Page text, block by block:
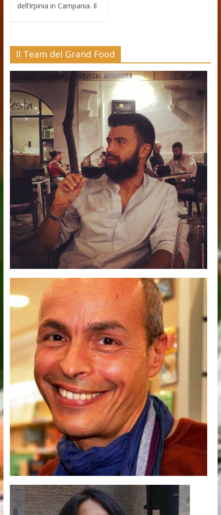
dell’Irpinia in Campania. Il
Il Team del Grand Food